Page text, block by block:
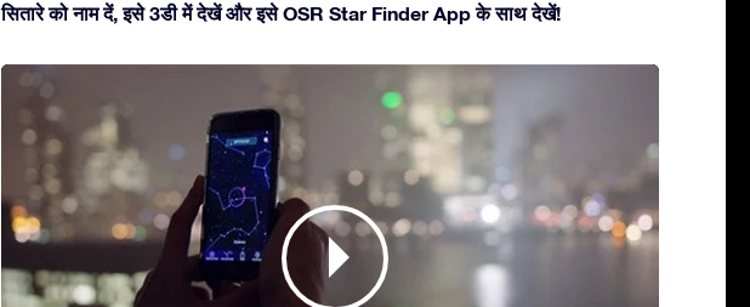
सितारे को नाम दें, इसे 3डी में देखें और इसे OSR Star Finder App के साथ देखें!